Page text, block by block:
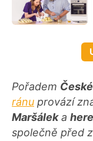
Pořadem
ránu provází
Maršáleka
společně před